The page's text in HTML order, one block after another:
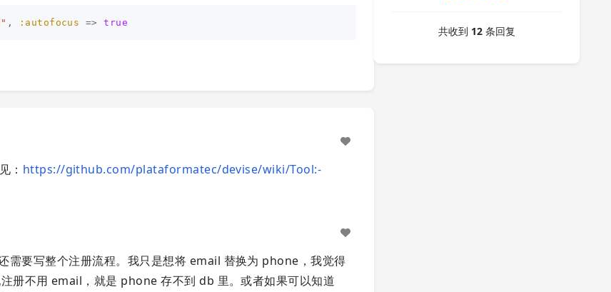
, :autofocus => true
： https://github.com/plataformatec/devise/wiki/Tool:-
需要写整个注册流程。我只是想将 email 替换为 phone，我觉得
册不用 email，就是 phone 存不到 db 里。或者如果可以知道
共收到 12 条回复